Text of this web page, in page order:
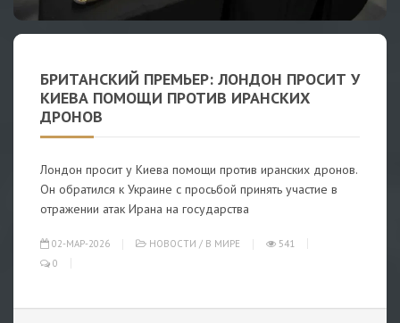
БРИТАНСКИЙ ПРЕМЬЕР: ЛОНДОН ПРОСИТ У
КИЕВА ПОМОЩИ ПРОТИВ ИРАНСКИХ
ДРОНОВ
Лондон просит у Киева помощи против иранских дронов.
Он обратился к Украине с просьбой принять участие в
отражении атак Ирана на государства
02-МАР-2026 НОВОСТИ / В МИРЕ
541
0